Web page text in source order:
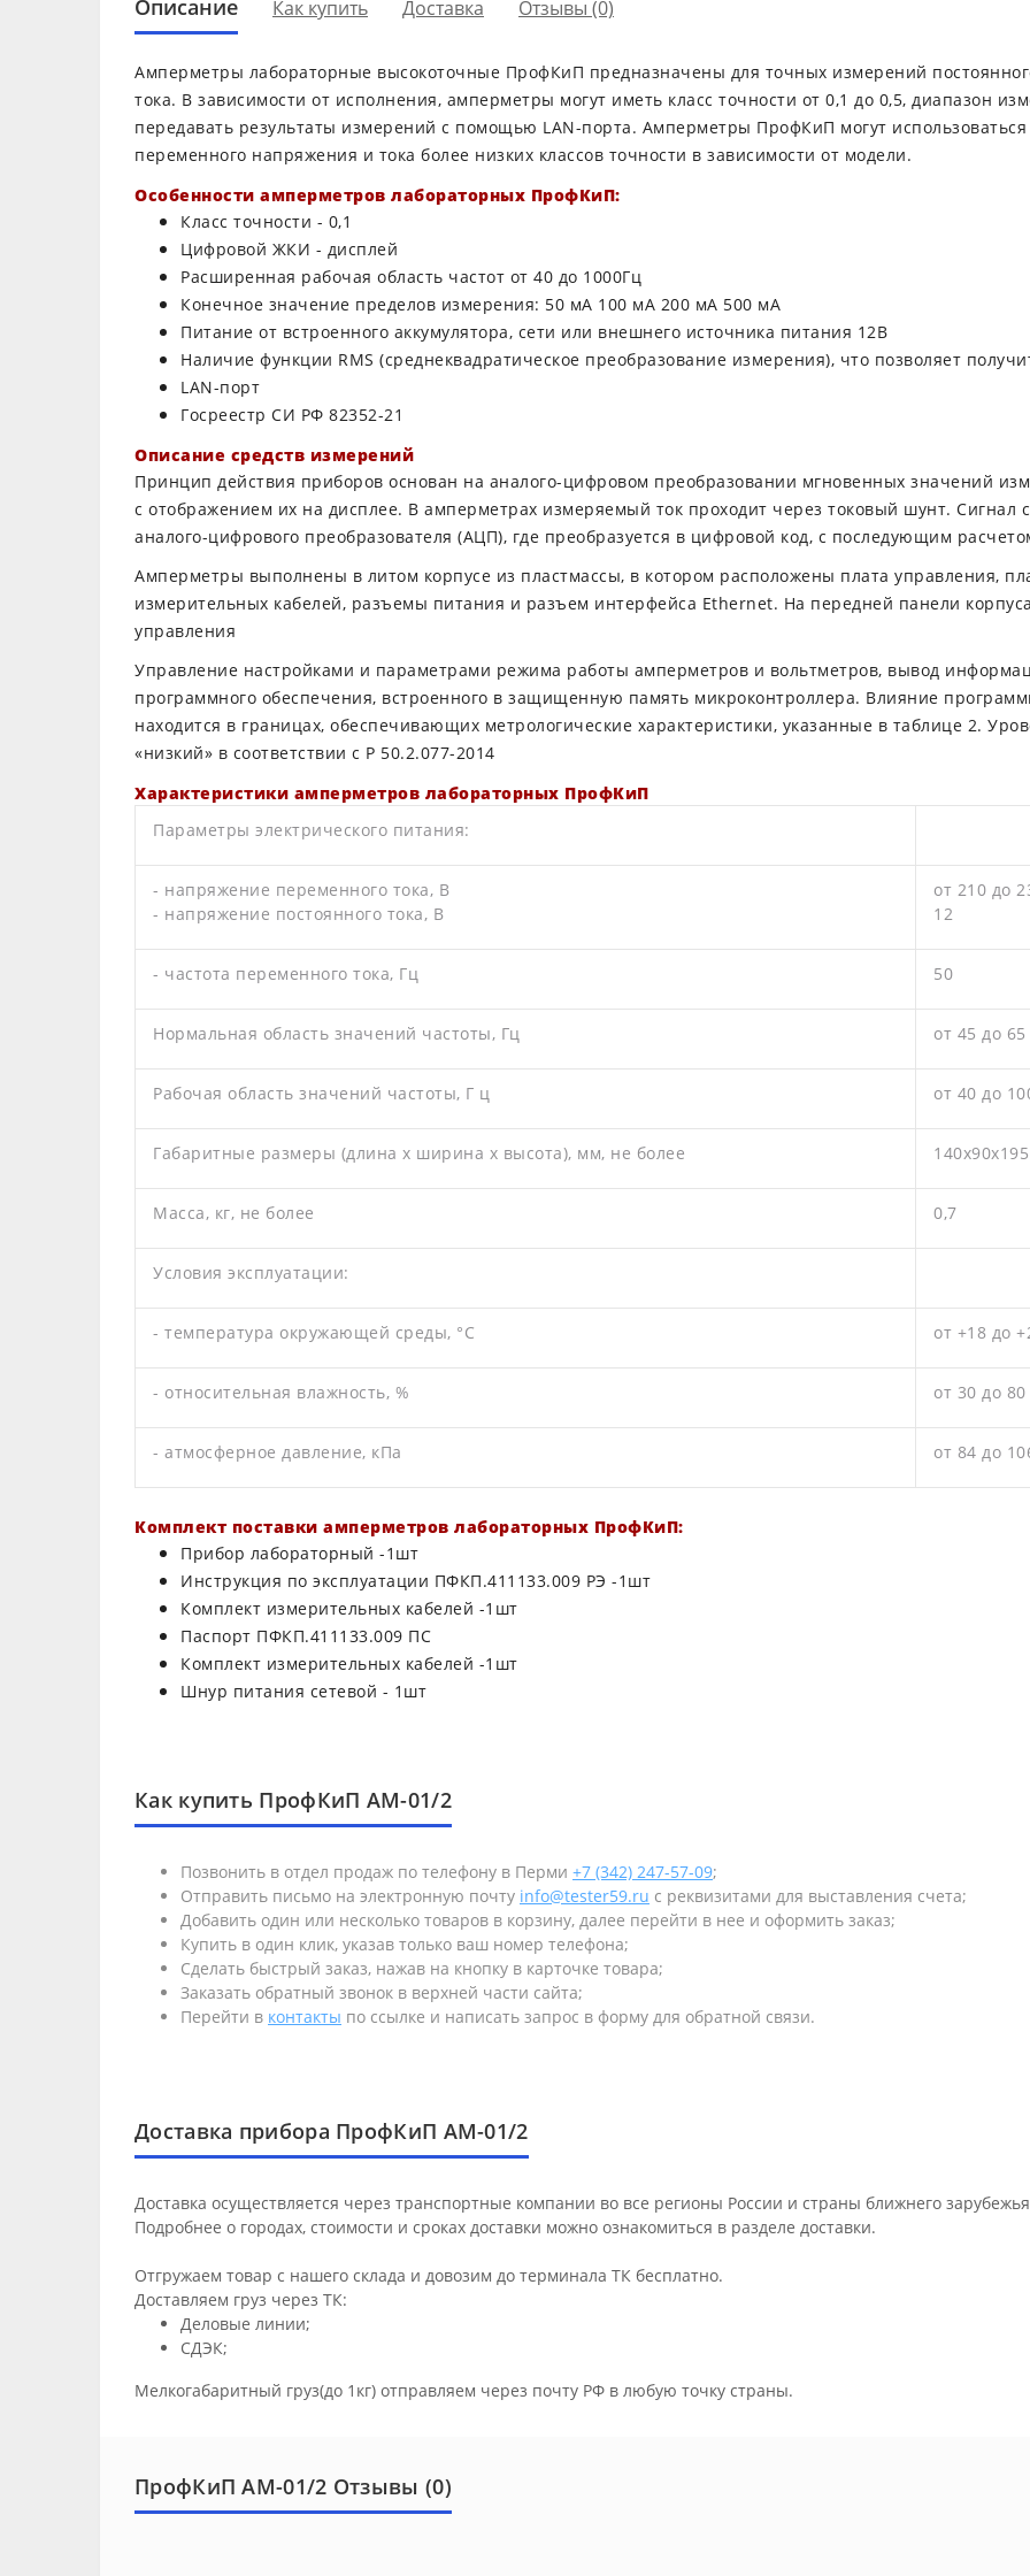
Описание Как купить Доставка Отзывы (0)
Амперметры лабораторные высокоточные ПрофКиП предназначены для точных измерений
тока. В зависимости от исполнения, амперметры могут иметь класс точности от 0,1 до 0,5, диапазон
передавать результаты измерений с помощью LAN-порта. Амперметры ПрофКиП могут
переменного напряжения и тока более низких классов точности в зависимости от модели.
Особенности амперметров лабораторных ПрофКиП:
Класс точности - 0,1
Цифровой ЖКИ - дисплей
Расширенная рабочая область частот от 40 до 1000Гц
Конечное значение пределов измерения: 50 мА 100 мА 200 мА 500 мА
Питание от встроенного аккумулятора, сети или внешнего источника питания 12В
Наличие функции RMS (среднеквадратическое преобразование измерения), что позволяет
LAN-порт
Госреестр СИ РФ 82352-21
Описание средств измерений
Принцип действия приборов основан на аналого-цифровом преобразовании мгновенных значений
с отображением их на дисплее. В амперметрах измеряемый ток проходит через токовый шунт. Сигнал
аналого-цифрового преобразователя (АЦП), где преобразуется в цифровой код, с последующим
Амперметры выполнены в литом корпусе из пластмассы, в котором расположены плата управления,
измерительных кабелей, разъемы питания и разъем интерфейса Ethernet. На передней панели
управления
Управление настройками и параметрами режима работы амперметров и вольтметров, вывод
программного обеспечения, встроенного в защищенную память микроконтроллера. Влияние
находится в границах, обеспечивающих метрологические характеристики, указанные в таблице 2.
«низкий» в соответствии с Р 50.2.077-2014
Характеристики амперметров лабораторных ПрофКиП
Параметры электрического питания:
- напряжение переменного тока, В
- напряжение постоянного тока, В
от 210 до
12
- частота переменного тока, Гц 50
Нормальная область значений частоты, Гц от 45 до 65
Рабочая область значений частоты, Г ц от 40 до
Габаритные размеры (длина х ширина х высота), мм, не более 140x90x195
Масса, кг, не более 0,7
Условия эксплуатации:
- температура окружающей среды, °С от +18 до
- относительная влажность, % от 30 до 80
- атмосферное давление, кПа от 84 до
Комплект поставки амперметров лабораторных ПрофКиП:
Прибор лабораторный -1шт
Инструкция по эксплуатации ПФКП.411133.009 РЭ -1шт
Комплект измерительных кабелей -1шт
Паспорт ПФКП.411133.009 ПС
Комплект измерительных кабелей -1шт
Шнур питания сетевой - 1шт
Как купить ПрофКиП АМ-01/2
Позвонить в отдел продаж по телефону в Перми +7 (342) 247-57-09;
Отправить письмо на электронную почту info@tester59.ru с реквизитами для выставления счета;
Добавить один или несколько товаров в корзину, далее перейти в нее и оформить заказ;
Купить в один клик, указав только ваш номер телефона;
Сделать быстрый заказ, нажав на кнопку в карточке товара;
Заказать обратный звонок в верхней части сайта;
Перейти в контакты по ссылке и написать запрос в форму для обратной связи.
Доставка прибора ПрофКиП АМ-01/2
Доставка осуществляется через транспортные компании во все регионы России и страны ближнего
Подробнее о городах, стоимости и сроках доставки можно ознакомиться в разделе доставки.
Отгружаем товар с нашего склада и довозим до терминала ТК бесплатно.
Доставляем груз через ТК:
Деловые линии;
СДЭК;
Мелкогабаритный груз(до 1кг) отправляем через почту РФ в любую точку страны.
ПрофКиП АМ-01/2 Отзывы (0)